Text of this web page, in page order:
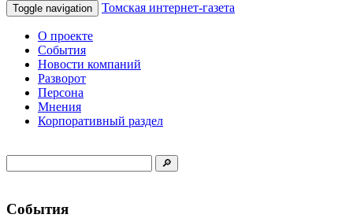
Toggle navigation Томская интернет-газета
О проекте
События
Новости компаний
Разворот
Персона
Мнения
Корпоративный раздел
События